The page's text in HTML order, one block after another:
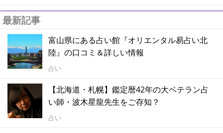
最新記事
富山県にある占い館『オリエンタル易占い北
陸』の口コミ＆詳しい情報
占い
【北海道・札幌】鑑定暦42年の大ベテラン占
い師・波木星龍先生をご存知？
占い